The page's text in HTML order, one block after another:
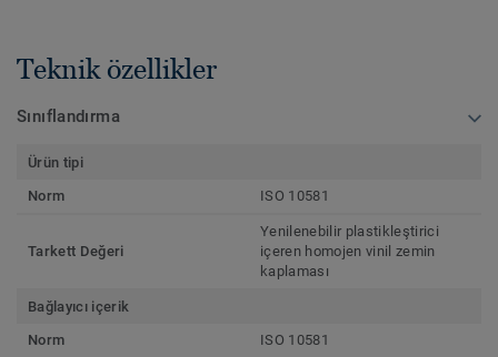
Teknik özellikler
Sınıflandırma
Ürün tipi
Norm
ISO 10581
Tarkett Değeri
Yenilenebilir plastikleştirici
içeren homojen vinil zemin
kaplaması
Bağlayıcı içerik
Norm
ISO 10581